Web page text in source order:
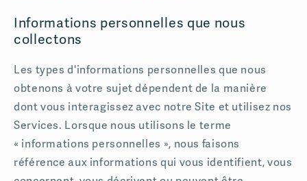
Informations personnelles que nous
collectons
Les types d'informations personnelles que nous
obtenons à votre sujet dépendent de la manière
dont vous interagissez avec notre Site et utilisez nos
Services. Lorsque nous utilisons le terme
« informations personnelles », nous faisons
référence aux informations qui vous identifient, vous